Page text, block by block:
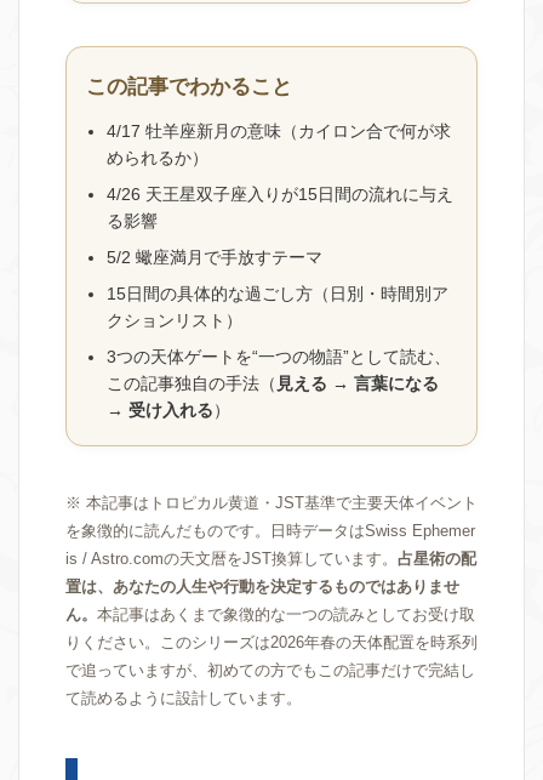
この記事でわかること
4/17 牡羊座新月の意味（カイロン合で何が求
められるか）
4/26 天王星双子座入りが15日間の流れに与え
る影響
5/2 蠍座満月で手放すテーマ
15日間の具体的な過ごし方（日別・時間別ア
クションリスト）
3つの天体ゲートを“一つの物語”として読む、
この記事独自の手法（ 見える → 言葉になる
→ 受け入れる）
※ 本記事はトロピカル黄道・JST基準で主要天体イベント
を象徴的に読んだものです。日時データはSwiss Ephemer
is / Astro.comの天文暦をJST換算しています。 占星術の配
置は、あなたの人生や行動を決定するものではありませ
ん。 本記事はあくまで象徴的な一つの読みとしてお受け取
りください。このシリーズは2026年春の天体配置を時系列
で追っていますが、初めての方でもこの記事だけで完結し
て読めるように設計しています。